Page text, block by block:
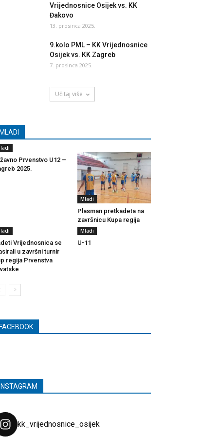
Vrijednosnice Osijek vs. KK
Đakovo
13. prosinca 2025.
9.kolo PML – KK Vrijednosnice
Osijek vs. KK Zagreb
7. prosinca 2025.
Učitaj više
MLADI
Prvenstvo U12 –
2025.
Mladi
Plasman pretkadeta na
završnicu Kupa regija
Vrijednosnica se
u završni turnir
regija Prvenstva
Mladi
U-11
kk_vrijednosnice_osijek